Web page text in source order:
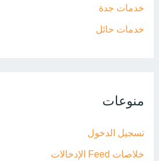
خدمات جدة
خدمات حائل
منوعات
تسجيل الدخول
خلاصات Feed الإدخالات